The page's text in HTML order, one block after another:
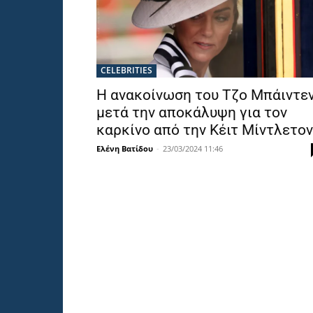
CELEBRITIES
Η ανακοίνωση του Τζο
μετά την αποκάλυψη για τον
καρκίνο από την Κέιτ Μίντλετον
Ελένη Βατίδου - 23/03/2024 11:46